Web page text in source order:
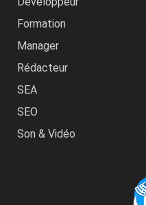
Formation
Manager
Rédacteur
SEA
SEO
Son & Vidéo